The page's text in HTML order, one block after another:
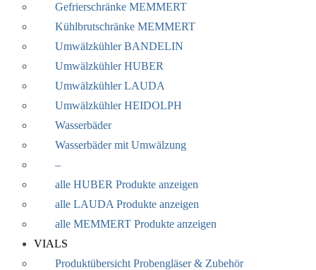
Gefrierschränke MEMMERT
Kühlbrutschränke MEMMERT
Umwälzkühler BANDELIN
Umwälzkühler HUBER
Umwälzkühler LAUDA
Umwälzkühler HEIDOLPH
Wasserbäder
Wasserbäder mit Umwälzung
–
alle HUBER Produkte anzeigen
alle LAUDA Produkte anzeigen
alle MEMMERT Produkte anzeigen
VIALS
Produktübersicht Probengläser & Zubehör